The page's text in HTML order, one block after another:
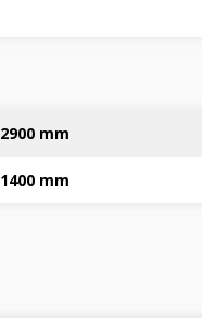
2900 mm
1400 mm